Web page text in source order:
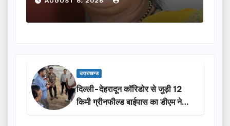
उत्तराखण्ड
दिल्ली-देहरादून कॉरिडोर से जुड़ी 12
किमी ग्रीनफील्ड बाईपास का डीएम ने
किया निरीक्षण…